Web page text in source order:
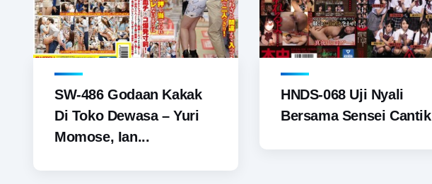
SW-486 Godaan Kakak
Di Toko Dewasa – Yuri
Momose, Ian...
HNDS-068 Uji Nyali
Bersama Sensei Cantik